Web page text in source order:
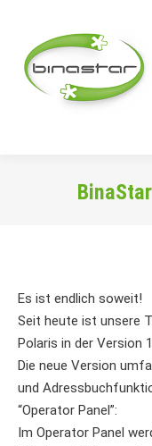
Es ist endlich soweit!
Seit heute ist unsere
Polaris in der Version
Die neue Version
und
“Operator Panel”:
Im Operator Panel